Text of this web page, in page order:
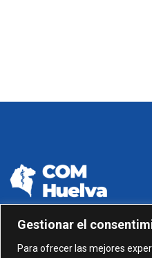
Gestionar el
Para ofrecer las mejores